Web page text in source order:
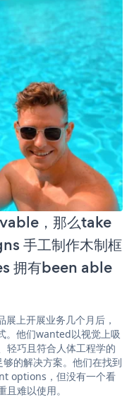
，那么take
手工制作木制框
拥有been able
上开展业务几个月后，
。他们wanted以视觉上吸
轻巧且符合人体工程学的
的解决方案。他们在找到
options，但没有一个看
难以使用。